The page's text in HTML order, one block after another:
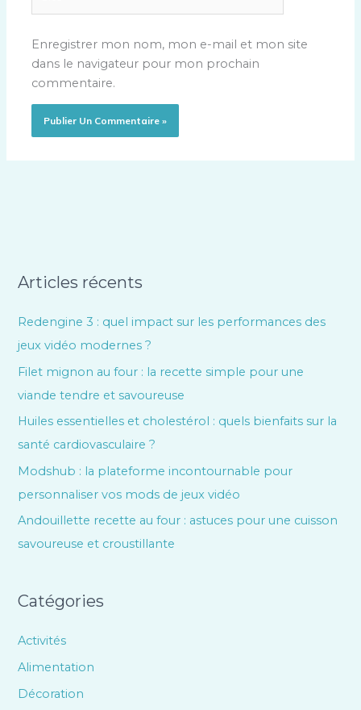
Enregistrer mon nom, mon e-mail et mon site
dans le navigateur pour mon prochain
commentaire.
Articles récents
Redengine 3 : quel impact sur les performances des
jeux vidéo modernes ?
Filet mignon au four : la recette simple pour une
viande tendre et savoureuse
Huiles essentielles et cholestérol : quels bienfaits sur la
santé cardiovasculaire ?
Modshub : la plateforme incontournable pour
personnaliser vos mods de jeux vidéo
Andouillette recette au four : astuces pour une cuisson
savoureuse et croustillante
Catégories
Activités
Alimentation
Décoration